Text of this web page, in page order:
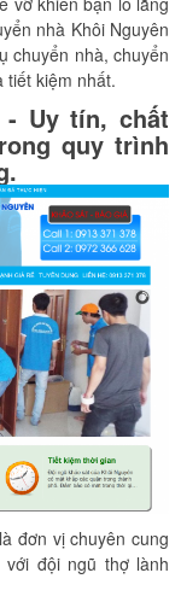
nhà Khôi Nguyên
chuyển nhà, chuyển
tiết kiệm nhất.
- Uy tín, chất
quy trình
là đơn vị chuyên cung
đội ngũ thợ lành